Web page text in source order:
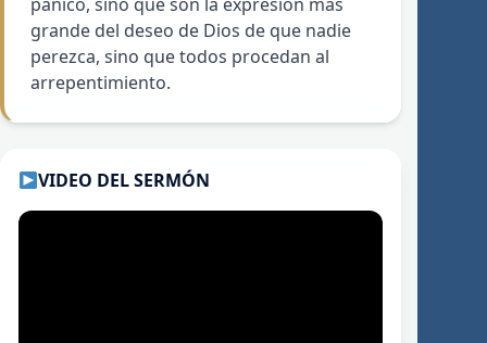
grande del deseo de Dios de que nadie
perezca, sino que todos procedan al
arrepentimiento.
VIDEO DEL SERMÓN